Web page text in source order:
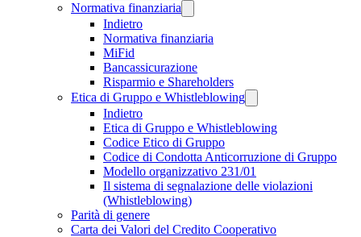
Normativa finanziaria
Indietro
Normativa finanziaria
MiFid
Bancassicurazione
Risparmio e Shareholders
Etica di Gruppo e Whistleblowing
Indietro
Etica di Gruppo e Whistleblowing
Codice Etico di Gruppo
Codice di Condotta Anticorruzione di Gruppo
Modello organizzativo 231/01
Il sistema di segnalazione delle violazioni
(Whistleblowing)
Parità di genere
Carta dei Valori del Credito Cooperativo